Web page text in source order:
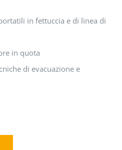
in fettuccia e di linea di
in quota
di evacuazione e